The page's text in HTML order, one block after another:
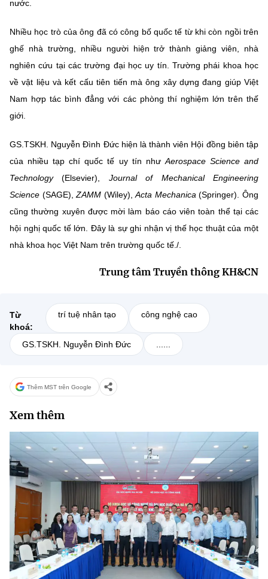
nước.
Nhiều học trò của ông đã có công bố quốc tế từ khi còn ngồi trên
ghế nhà trường, nhiều người hiện trở thành giảng viên, nhà
nghiên cứu tại các trường đại học uy tín. Trường phái khoa học
về vật liệu và kết cấu tiên tiến mà ông xây dựng đang giúp Việt
Nam hợp tác bình đẳng với các phòng thí nghiệm lớn trên thế
giới.
GS.TSKH. Nguyễn Đình Đức hiện là thành viên Hội đồng biên tập
của nhiều tạp chí quốc tế uy tín như Aerospace Science and
Technology(Elsevier), Journal of Mechanical Engineering
Science (SAGE),ZAMM (Wiley),Acta Mechanica (Springer). Ông
cũng thường xuyên được mời làm báo cáo viên toàn thể tại các
hội nghị quốc tế lớn. Đây là sự ghi nhận vị thế học thuật của một
nhà khoa học Việt Nam trên trường quốc tế./.
Trung tâm Truyền thông KH&CN
Từ
khoá:
trí tuệ nhân tạo công nghệ cao
GS.TSKH. Nguyễn Đình Đức
Thêm MST trên Google
Xem thêm